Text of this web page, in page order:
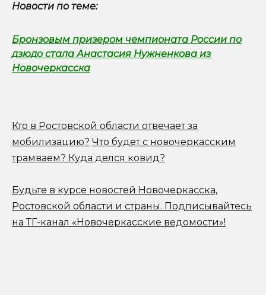
Новости по теме:
Бронзовым призером чемпионата России по
дзюдо стала Анастасия Нужненкова из
Новочеркасска
Кто в Ростовской области отвечает за
мобилизацию? Что будет с новочеркасским
трамваем? Куда делся ковид?
Будьте в курсе новостей Новочеркасска,
Ростовской области и страны. Подписывайтесь
на ТГ-канал «Новочеркасские ведомости»!